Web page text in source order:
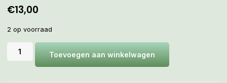
€13,00
2 op voorraad
Toevoegen aan winkelwagen